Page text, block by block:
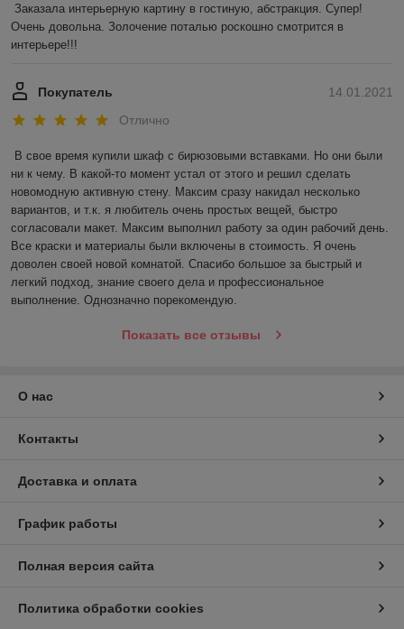
Заказала интерьерную картину в гостиную, абстракция. Супер!
Очень довольна. Золочение поталью роскошно смотрится в
интерьере!!!
14.01.2021
Покупатель
Отлично
В свое время купили шкаф с бирюзовыми вставками. Но они были
ни к чему. В какой-то момент устал от этого и решил сделать
новомодную активную стену. Максим сразу накидал несколько
вариантов, и т.к. я любитель очень простых вещей, быстро
согласовали макет. Максим выполнил работу за один рабочий день.
Все краски и материалы были включены в стоимость. Я очень
доволен своей новой комнатой. Спасибо большое за быстрый и
легкий подход, знание своего дела и профессиональное
выполнение. Однозначно порекомендую.
Показать все отзывы
О нас
Контакты
Доставка и оплата
График работы
Полная версия сайта
Политика обработки cookies